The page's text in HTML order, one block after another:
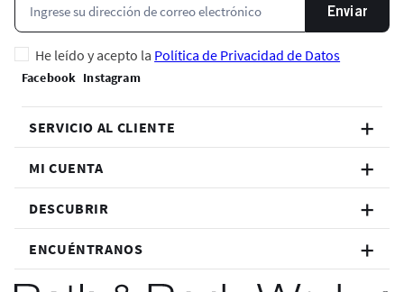
Enviar
He leído y acepto la Política de Privacidad de Datos
SERVICIO AL CLIENTE
MI CUENTA
DESCUBRIR
ENCUÉNTRANOS